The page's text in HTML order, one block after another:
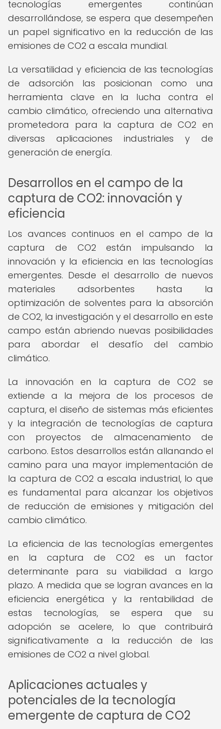
tecnologías emergentes continúan
desarrollándose, se espera que desempeñen
un papel significativo en la reducción de las
emisiones de CO2 a escala mundial.
La versatilidad y eficiencia de las tecnologías
de adsorción las posicionan como una
herramienta clave en la lucha contra el
cambio climático, ofreciendo una alternativa
prometedora para la captura de CO2 en
diversas aplicaciones industriales y de
generación de energía.
Desarrollos en el campo de la
captura de CO2: innovación y
eficiencia
Los avances continuos en el campo de la
captura de CO2 están impulsando la
innovación y la eficiencia en las tecnologías
emergentes. Desde el desarrollo de nuevos
materiales adsorbentes hasta la
optimización de solventes para la absorción
de CO2, la investigación y el desarrollo en este
campo están abriendo nuevas posibilidades
para abordar el desafío del cambio
climático.
La innovación en la captura de CO2 se
extiende a la mejora de los procesos de
captura, el diseño de sistemas más eficientes
y la integración de tecnologías de captura
con proyectos de almacenamiento de
carbono. Estos desarrollos están allanando el
camino para una mayor implementación de
la captura de CO2 a escala industrial, lo que
es fundamental para alcanzar los objetivos
de reducción de emisiones y mitigación del
cambio climático.
La eficiencia de las tecnologías emergentes
en la captura de CO2 es un factor
determinante para su viabilidad a largo
plazo. A medida que se logran avances en la
eficiencia energética y la rentabilidad de
estas tecnologías, se espera que su
adopción se acelere, lo que contribuirá
significativamente a la reducción de las
emisiones de CO2 a nivel global.
Aplicaciones actuales y
potenciales de la tecnología
emergente de captura de CO2